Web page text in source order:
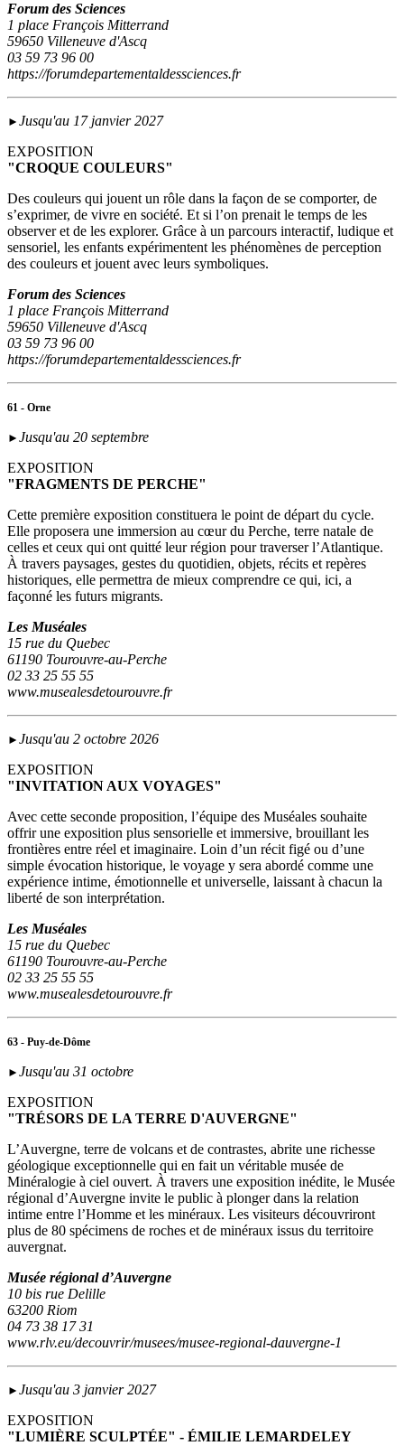
Forum des Sciences
1 place François Mitterrand
59650 Villeneuve d'Ascq
03 59 73 96 00
https://forumdepartementaldessciences.fr
► Jusqu'au 17 janvier 2027
EXPOSITION
"CROQUE COULEURS"
Des couleurs qui jouent un rôle dans la façon de se comporter, de
s’exprimer, de vivre en société. Et si l’on prenait le temps de les
observer et de les explorer. Grâce à un parcours interactif, ludique et
sensoriel, les enfants expérimentent les phénomènes de perception
des couleurs et jouent avec leurs symboliques.
Forum des Sciences
1 place François Mitterrand
59650 Villeneuve d'Ascq
03 59 73 96 00
https://forumdepartementaldessciences.fr
61 - Orne
► Jusqu'au 20 septembre
EXPOSITION
"FRAGMENTS DE PERCHE"
Cette première exposition constituera le point de départ du cycle.
Elle proposera une immersion au cœur du Perche, terre natale de
celles et ceux qui ont quitté leur région pour traverser l’Atlantique.
À travers paysages, gestes du quotidien, objets, récits et repères
historiques, elle permettra de mieux comprendre ce qui, ici, a
façonné les futurs migrants.
Les Muséales
15 rue du Quebec
61190 Tourouvre-au-Perche
02 33 25 55 55
www.musealesdetourouvre.fr
► Jusqu'au 2 octobre 2026
EXPOSITION
"INVITATION AUX VOYAGES"
Avec cette seconde proposition, l’équipe des Muséales souhaite
offrir une exposition plus sensorielle et immersive, brouillant les
frontières entre réel et imaginaire. Loin d’un récit figé ou d’une
simple évocation historique, le voyage y sera abordé comme une
expérience intime, émotionnelle et universelle, laissant à chacun la
liberté de son interprétation.
Les Muséales
15 rue du Quebec
61190 Tourouvre-au-Perche
02 33 25 55 55
www.musealesdetourouvre.fr
63 - Puy-de-Dôme
► Jusqu'au 31 octobre
EXPOSITION
"TRÉSORS DE LA TERRE D'AUVERGNE"
L’Auvergne, terre de volcans et de contrastes, abrite une richesse
géologique exceptionnelle qui en fait un véritable musée de
Minéralogie à ciel ouvert. À travers une exposition inédite, le Musée
régional d’Auvergne invite le public à plonger dans la relation
intime entre l’Homme et les minéraux. Les visiteurs découvriront
plus de 80 spécimens de roches et de minéraux issus du territoire
auvergnat.
Musée régional d’Auvergne
10 bis rue Delille
63200 Riom
04 73 38 17 31
www.rlv.eu/decouvrir/musees/musee-regional-dauvergne-1
► Jusqu'au 3 janvier 2027
EXPOSITION
"LUMIÈRE SCULPTÉE" - ÉMILIE LEMARDELEY